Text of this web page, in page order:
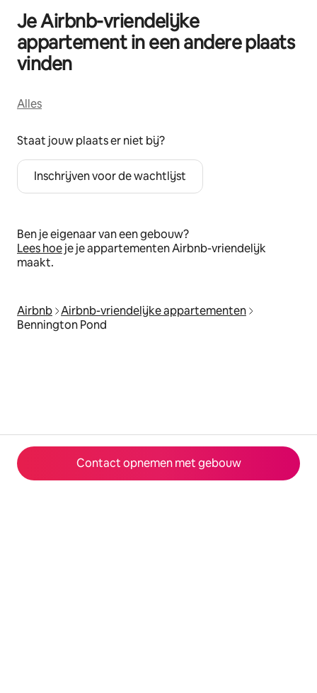
Contact opnemen met gebouw
Je Airbnb-vriendelijke
appartement in een andere plaats
vinden
Alles
Staat jouw plaats er niet bij?
Inschrijven voor de wachtlijst
Ben je eigenaar van een gebouw?
Lees hoeje je appartementen Airbnb-vriendelijk
maakt.
Airbnb Airbnb-vriendelijke appartementen
Bennington Pond